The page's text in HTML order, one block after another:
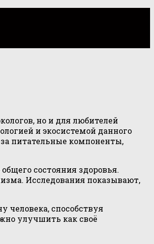
но и для любителей
и экосистемой данного
питательные компоненты,
состояния здоровья.
Исследования показывают,
человека, способствуя
улучшить как своё